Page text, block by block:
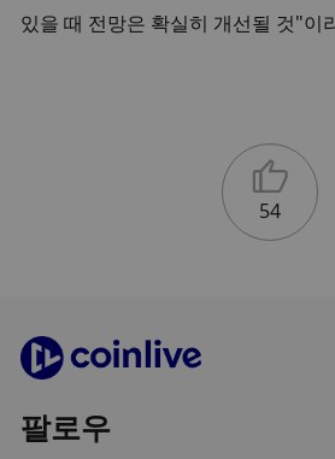
있을 때 전망은 확실히 개선될 것"이
54
팔로우